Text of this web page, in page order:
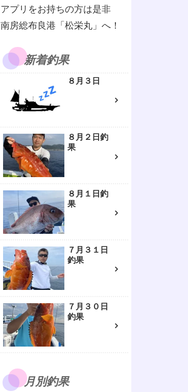
アプリをお持ちの方は是非
南房総布良港「松栄丸」へ！
新着釣果
８月３日
８月２日釣
果
８月１日釣
果
７月３１日
釣果
７月３０日
釣果
月別釣果